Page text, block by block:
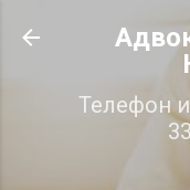
К
Телефон и